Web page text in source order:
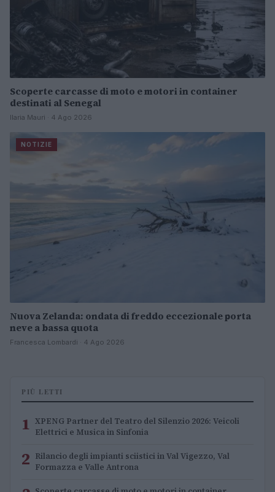
Scoperte carcasse di moto e motori in container
destinati al Senegal
Ilaria Mauri · 4 Ago 2026
NOTIZIE
Nuova Zelanda: ondata di freddo eccezionale porta
neve a bassa quota
Francesca Lombardi · 4 Ago 2026
PIÙ LETTI
1 XPENG Partner del Teatro del Silenzio 2026: Veicoli
Elettrici e Musica in Sinfonia
2 Rilancio degli impianti sciistici in Val Vigezzo, Val
Formazza e Valle Antrona